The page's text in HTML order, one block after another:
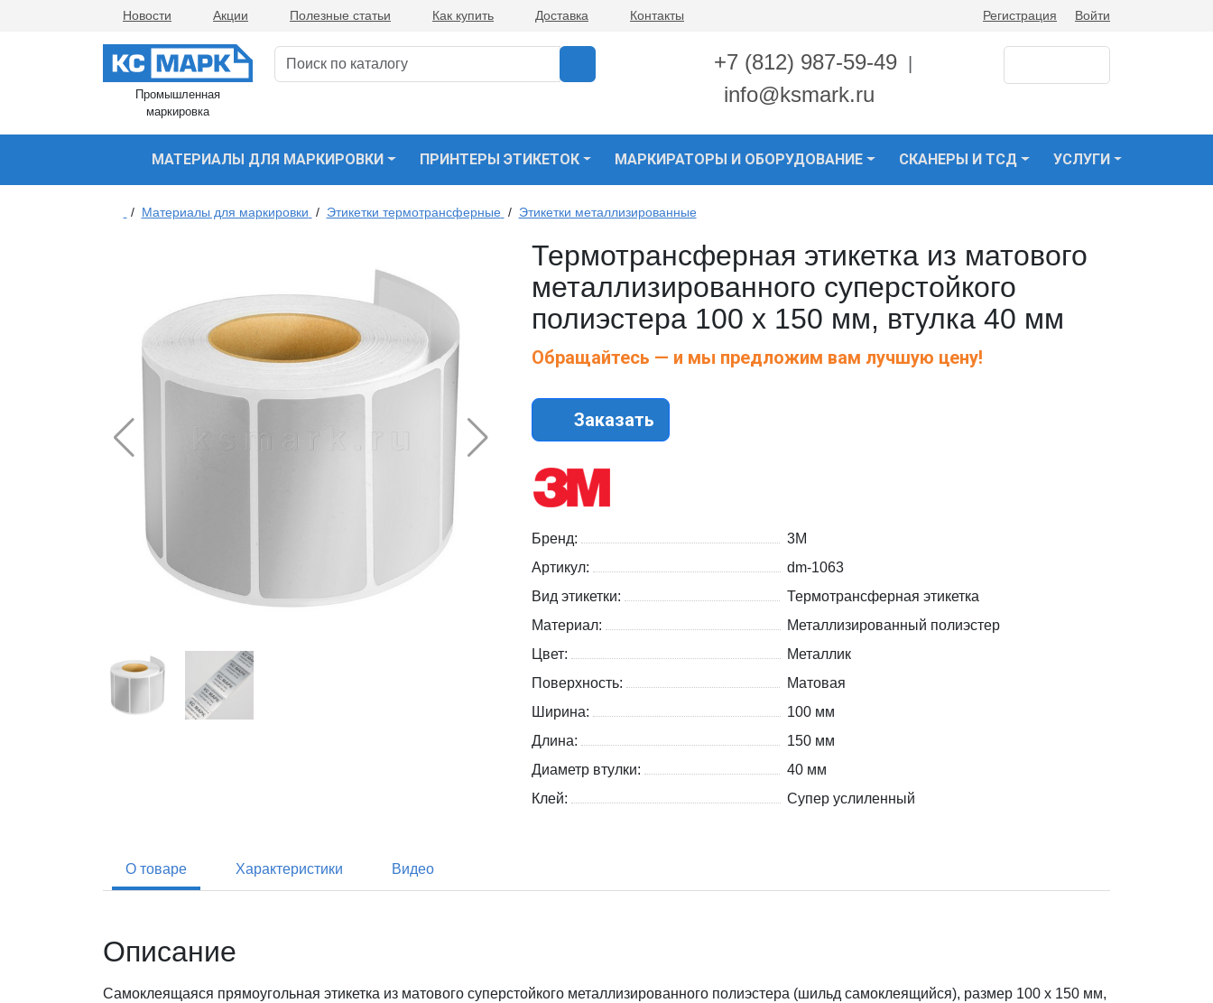
Новости Акции Полезные статьи Как купить Доставка Контакты Регистрация Войти
Промышленная
маркировка
+7 (812) 987-59-49
info@ksmark.ru
МАТЕРИАЛЫ ДЛЯ МАРКИРОВКИ ПРИНТЕРЫ ЭТИКЕТОК МАРКИРАТОРЫ И ОБОРУДОВАНИЕ СКАНЕРЫ И ТСД УСЛУГИ
/ Материалы для маркировки / Этикетки термотрансферные / Этикетки металлизированные
Термотрансферная этикетка из матового
металлизированного суперстойкого
полиэстера 100 х 150 мм, втулка 40 мм
Обращайтесь — и мы предложим вам лучшую цену!
Заказать
Бренд:
3M
Артикул:
dm-1063
Вид этикетки:
Термотрансферная этикетка
Материал:
Металлизированный полиэстер
Цвет:
Металлик
Поверхность:
Матовая
Ширина:
100 мм
Длина:
150 мм
Диаметр втулки:
40 мм
Клей:
Супер услиленный
О товаре Характеристики Видео
Описание
Самоклеящаяся прямоугольная этикетка из матового суперстойкого металлизированного полиэстера (шильд самоклеящийся), размер 100 x 150 мм,